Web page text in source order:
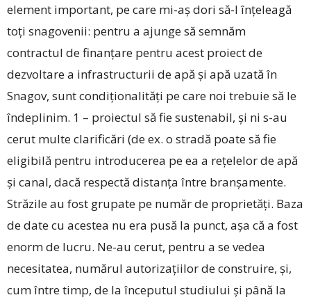
element important, pe care mi-aș dori să-l înțeleagă
toți snagovenii: pentru a ajunge să semnăm
contractul de finanțare pentru acest proiect de
dezvoltare a infrastructurii de apă și apă uzată în
Snagov, sunt condiționalități pe care noi trebuie să le
îndeplinim. 1 – proiectul să fie sustenabil, și ni s-au
cerut multe clarificări (de ex. o stradă poate să fie
eligibilă pentru introducerea pe ea a rețelelor de apă
și canal, dacă respectă distanța între branșamente.
Străzile au fost grupate pe număr de proprietăți. Baza
de date cu acestea nu era pusă la punct, așa că a fost
enorm de lucru. ­Ne-au cerut, pentru a se vedea
necesitatea, numărul autorizațiilor de construire, și,
cum între timp, de la începutul studiului și până la